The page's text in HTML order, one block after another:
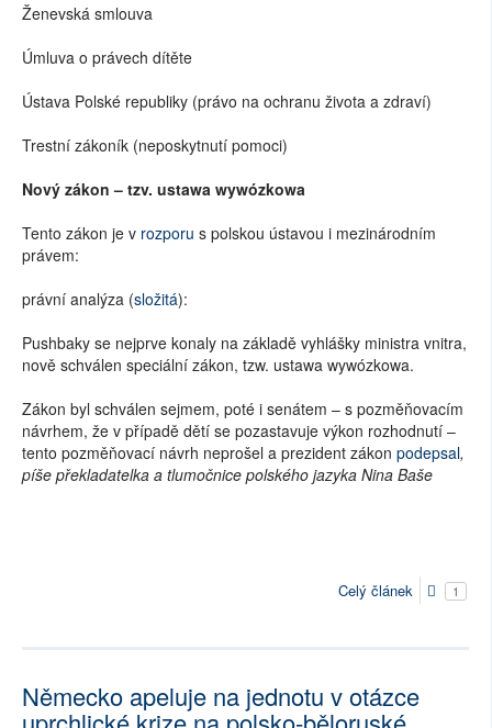
Ženevská smlouva
Úmluva o právech dítěte
Ústava Polské republiky (právo na ochranu života a zdraví)
Trestní zákoník (neposkytnutí pomoci)
Nový zákon – tzv. ustawa wywózkowa
Tento zákon je v rozporu s polskou ústavou i mezinárodním
právem:
právní analýza (složitá):
Pushbaky se nejprve konaly na základě vyhlášky ministra vnitra,
nově schválen speciální zákon, tzw. ustawa wywózkowa.
Zákon byl schválen sejmem, poté i senátem – s pozměňovacím
návrhem, že v případě dětí se pozastavuje výkon rozhodnutí –
tento pozměňovací návrh neprošel a prezident zákon podepsal,
píše překladatelka a tlumočnice polského jazyka Nina Baše
Celý článek 1
Německo apeluje na jednotu v otázce